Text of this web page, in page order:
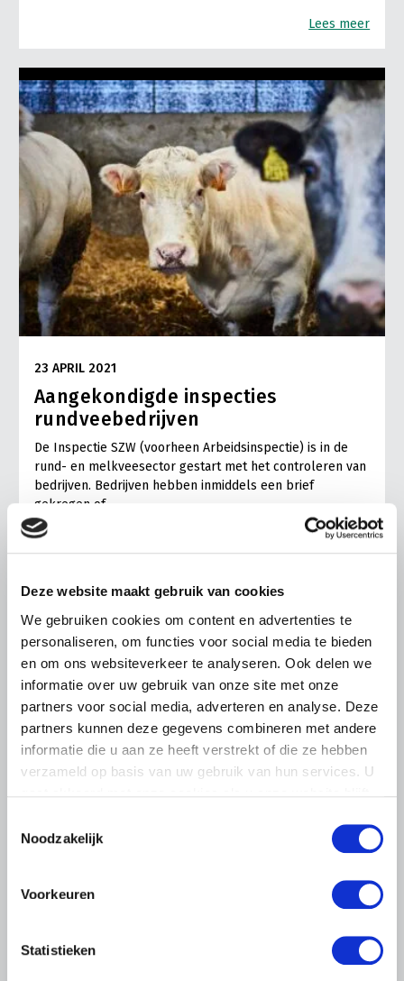
Deze website maakt gebruik van cookies
We gebruiken cookies om content en advertenties te
personaliseren, om functies voor social media te bieden
en om ons websiteverkeer te analyseren. Ook delen we
informatie over uw gebruik van onze site met onze
partners voor social media, adverteren en analyse. Deze
partners kunnen deze gegevens combineren met andere
informatie die u aan ze heeft verstrekt of die ze hebben
verzameld op basis van uw gebruik van hun services. U
Noodzakelijk
Voorkeuren
Statistieken
Lees meer
23 APRIL 2021
Aangekondigde inspecties
rundveebedrijven
De Inspectie SZW (voorheen Arbeidsinspectie) is in de
rund- en melkveesector gestart met het controleren van
bedrijven. Bedrijven hebben inmiddels een brief
gekregen of…
Lees meer
22 APRIL 2021
consumentenrecht?